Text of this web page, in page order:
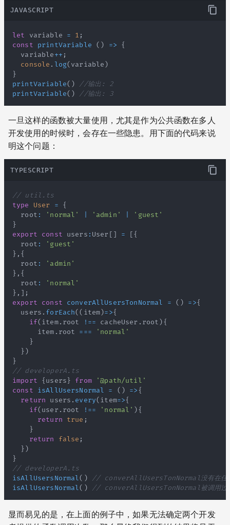
JAVASCRIPT
let variable = 1 ;
const
printVariable ( ) =>
{
  variable
++ ;
console . log( variable )
}
printVariable( )
//输出: 2
printVariable( ) //输出: 3
一旦这样的函数被大量使用，尤其是作为公共函数在多人
开发使用的时候时，会存在一些隐患。用下面的代码来说
明这个问题：
TYPESCRIPT
// util.ts
type
User =
{
  root
: 'normal' 'admin'
'guest'
}
export
const users : User [ ] = [{
  root
:
'guest'
} , {
  root
:
'admin'
} , {
  root
:
'normal'
} , ] ;
export
const converAllUsersTonNormal = ( ) =>{
  users
. forEach( ( item)=>{
if( item. root !== cacheUser . root ){
      item
. root ===
'normal'
}
} )
}
// developerA.ts
import
{ users } from
'@path/util'
const
isAllUsersNormal = ( ) =>{
return users . every( item=>{
if( user . root !== 'normal' ){
return
true ;
}
return
false ;
} )
}
// developerA.ts
isAllUsersNormal( )
// converAllUsersTonNormal没有在任
isAllUsersNormal( ) // converAllUsersTonNormal被调用
显而易见的是，在上面的例子中，如果无法确定两个开发